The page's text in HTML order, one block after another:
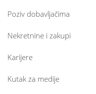
Poziv dobavljačima
Nekretnine i zakupi
Karijere
Kutak za medije